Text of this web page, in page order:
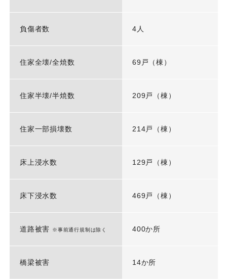
負傷者数 4人
住家全壊/全焼数 69戸（棟）
住家半壊/半焼数 209戸（棟）
住家一部損壊数 214戸（棟）
床上浸水数 129戸（棟）
床下浸水数 469戸（棟）
道路被害 ※事前通行規制は除く 400か所
橋梁被害 14か所